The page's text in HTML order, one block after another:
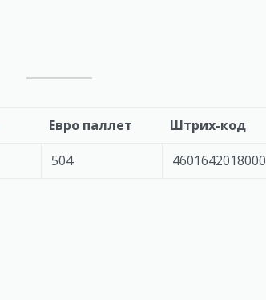
Евро паллет
Штрих-код
504 4601642018000